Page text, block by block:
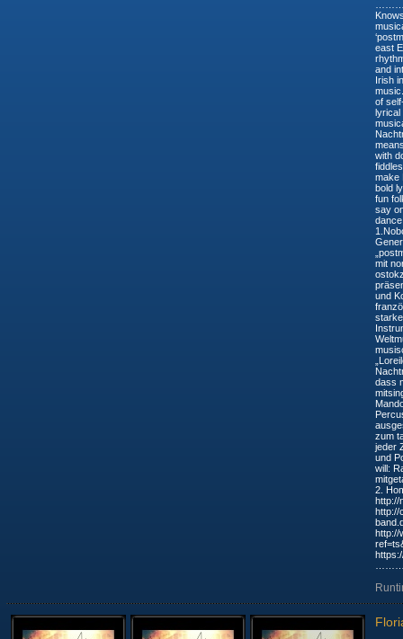
east
and
Irish
of
lyrical
with
make
bold
fun
say
mit
und
dass
zum
jeder
und
will:
2.
http://
http://
http://